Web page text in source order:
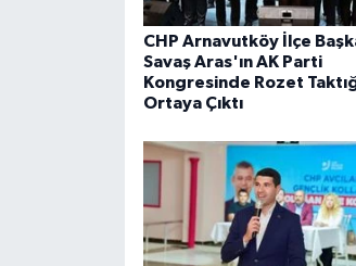
CHP Arnavutköy İlçe
Savaş Aras'ın AK Parti
Kongresinde Rozet
Ortaya Çıktı